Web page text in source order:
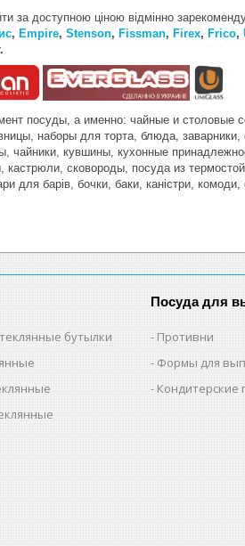
за доступною ціною відмінно
, Empire, Stenson, Fissman, Firex, Frico,
посуды, а именно: чайные и столовые
наборы для торта, блюда,
чайники, кувшины, кухонные
сковороды, посуда из
для барів, бочки, баки, каністри,
бутылки
Посуда для
Противни
Формы для
Кондитерские